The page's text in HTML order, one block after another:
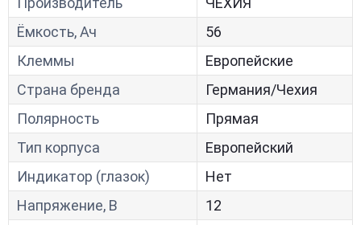
Ёмкость, Ач
56
Клеммы
Европейские
Страна бренда
Германия/Чехия
Полярность
Прямая
Тип корпуса
Европейский
Индикатор (глазок)
Нет
Напряжение, В
12